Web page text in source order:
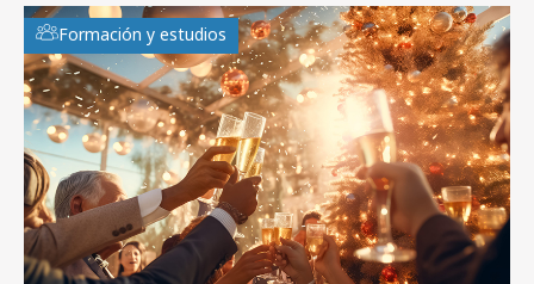
Formación y estudios